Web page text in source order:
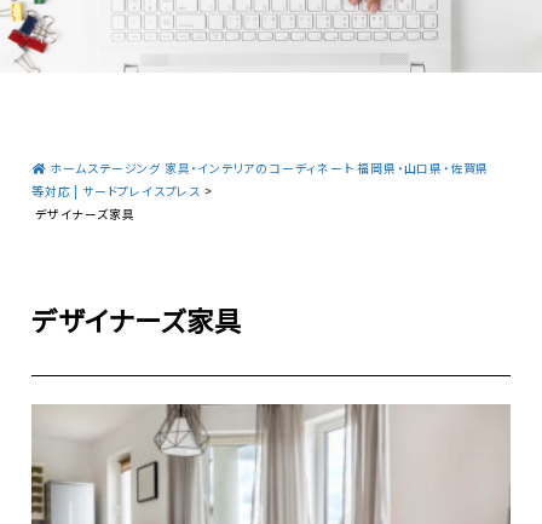
ホームステージング 家具・インテリアのコーディネート 福岡県・山口県・佐賀県
等対応 | サードプレイスプレス >
デザイナーズ家具
デザイナーズ家具